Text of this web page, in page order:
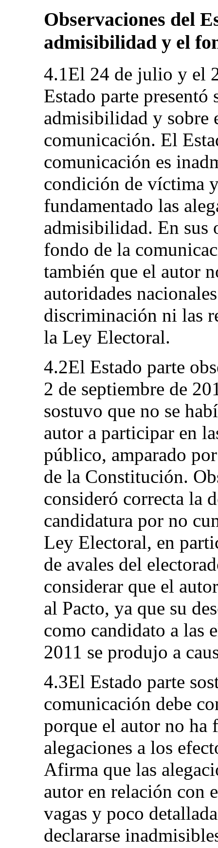
Observaciones del
admisibilidad y el
4.1El 24 de julio y el
Estado parte presentó
admisibilidad y sobre
comunicación. El
comunicación es
condición de víctima
fundamentado las
admisibilidad. En sus
fondo de la
también que el autor
autoridades
discriminación ni las
la Ley Electoral.
4.2El Estado parte
2 de septiembre de
sostuvo que no se
autor a participar en
público, amparado
de la Constitución.
consideró correcta la
candidatura por no
Ley Electoral, en
de avales del
considerar que el
al Pacto, ya que su
como candidato a las
2011 se produjo a
4.3El Estado parte
comunicación debe
porque el autor no ha
alegaciones a los
Afirma que las
autor en relación con
vagas y poco
declararse